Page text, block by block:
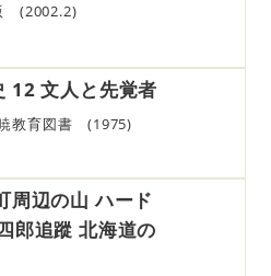
(2002.2)
12 文人と先覚者
教育図書 (1975)
辺の山 ハード
郎追蹤 北海道の